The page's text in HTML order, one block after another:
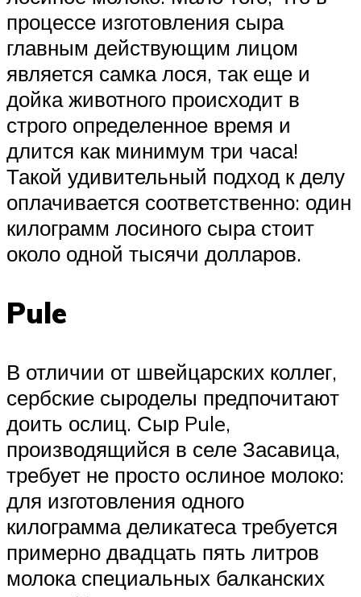
процессе изготовления сыра
главным действующим лицом
является самка лося, так еще и
дойка животного происходит в
строго определенное время и
длится как минимум три часа!
Такой удивительный подход к делу
оплачивается соответственно: один
килограмм лосиного сыра стоит
около одной тысячи долларов.
Pule
В отличии от швейцарских коллег,
сербские сыроделы предпочитают
доить ослиц. Сыр Pule,
производящийся в селе Засавица,
требует не просто ослиное молоко:
для изготовления одного
килограмма деликатеса требуется
примерно двадцать пять литров
молока специальных балканских